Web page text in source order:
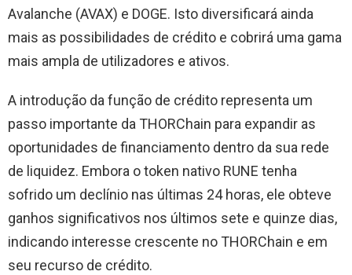
Avalanche (AVAX) e DOGE. Isto diversificará ainda
mais as possibilidades de crédito e cobrirá uma gama
mais ampla de utilizadores e ativos.
A introdução da função de crédito representa um
passo importante da THORChain para expandir as
oportunidades de financiamento dentro da sua rede
de liquidez. Embora o token nativo RUNE tenha
sofrido um declínio nas últimas 24 horas, ele obteve
ganhos significativos nos últimos sete e quinze dias,
indicando interesse crescente no THORChain e em
seu recurso de crédito.